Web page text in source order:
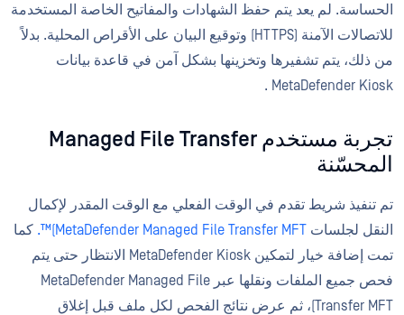
الحساسة. لم يعد يتم حفظ الشهادات والمفاتيح الخاصة المستخدمة
للاتصالات الآمنة (HTTPS) وتوقيع البيان على الأقراص المحلية. بدلاً
من ذلك، يتم تشفيرها وتخزينها بشكل آمن في قاعدة بيانات
MetaDefender Kiosk .
تجربة مستخدم Managed File Transfer
المحسّنة
تم تنفيذ شريط تقدم في الوقت الفعلي مع الوقت المقدر لإكمال
النقل لجلسات MetaDefender Managed File Transfer MFT)™.
كما
تمت إضافة خيار لتمكين MetaDefender Kiosk الانتظار حتى يتم
فحص جميع الملفات ونقلها عبر MetaDefender Managed File
Transfer MFT)، ثم عرض نتائج الفحص لكل ملف قبل إغلاق